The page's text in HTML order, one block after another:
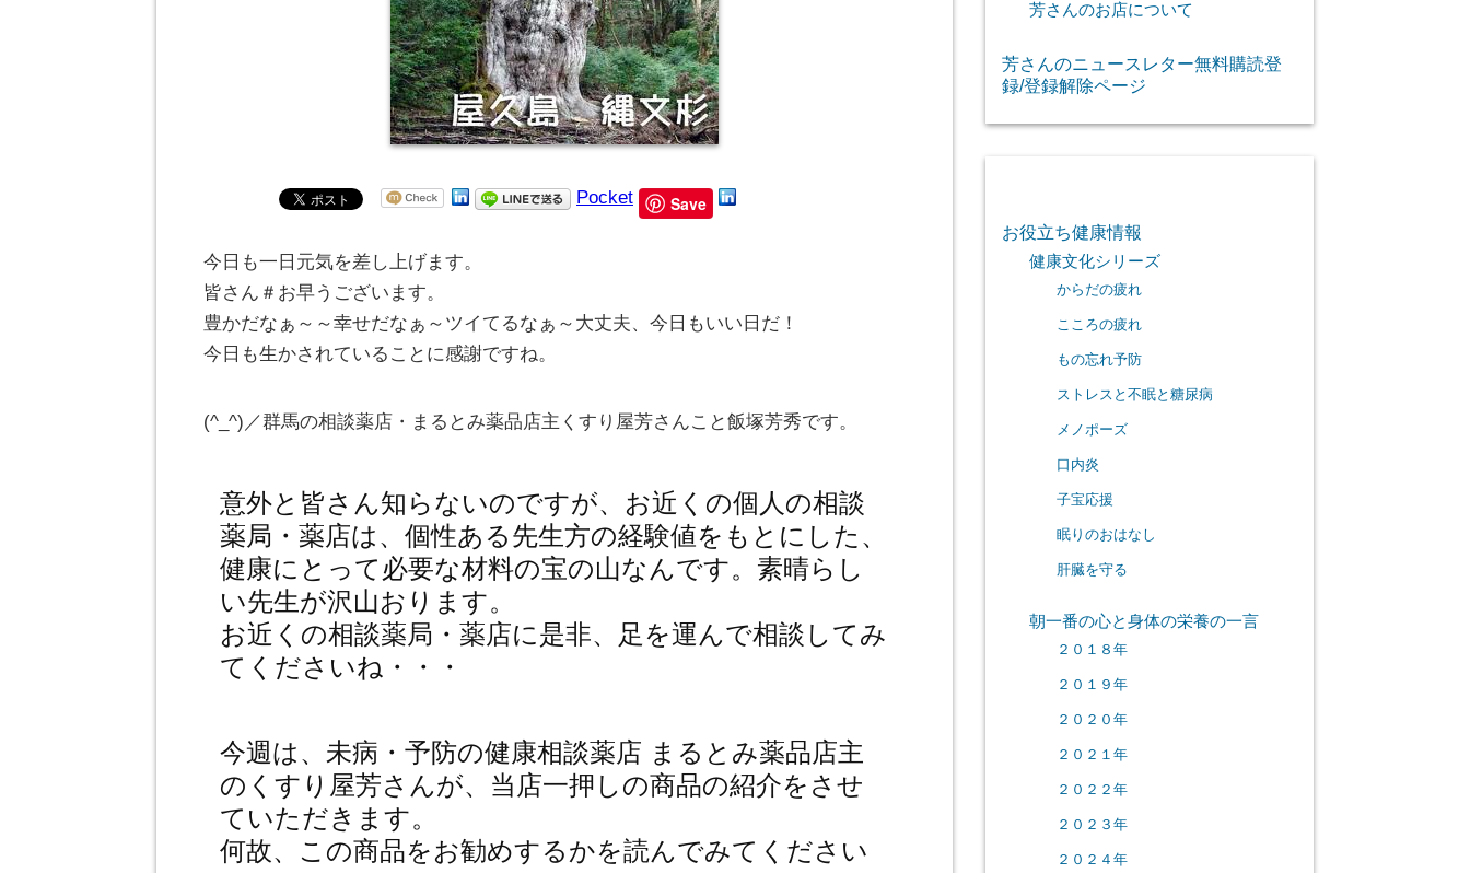
Pocket Save
今日も一日元気を差し上げます。
皆さん＃お早うございます。
豊かだなぁ～～幸せだなぁ～ツイてるなぁ～大丈夫、今日もいい日だ！
今日も生かされていることに感謝ですね。
(^_^)／群馬の相談薬店・まるとみ薬品店主くすり屋芳さんこと飯塚芳秀です。
意外と皆さん知らないのですが、お近くの個人の相談
薬局・薬店は、個性ある先生方の経験値をもとにした、
健康にとって必要な材料の宝の山なんです。素晴らし
い先生が沢山おります。
お近くの相談薬局・薬店に是非、足を運んで相談してみ
てくださいね・・・
今週は、未病・予防の健康相談薬店 まるとみ薬品店主
のくすり屋芳さんが、当店一押しの商品の紹介をさせ
ていただきます。
何故、この商品をお勧めするかを読んでみてください
芳さんのお店について
芳さんのニュースレター無料購読登
録/登録解除ページ
お役立ち健康情報
健康文化シリーズ
からだの疲れ
こころの疲れ
もの忘れ予防
ストレスと不眠と糖尿病
メノポーズ
口内炎
子宝応援
眠りのおはなし
肝臓を守る
朝一番の心と身体の栄養の一言
２０１８年
２０１９年
２０２０年
２０２１年
２０２２年
２０２３年
２０２４年